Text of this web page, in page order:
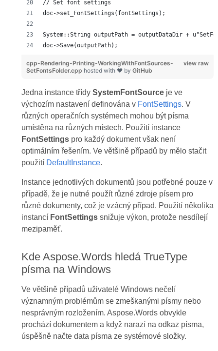
// Set font settings
doc->set_FontSettings(fontSettings);
System::String outputPath = outputDataDir +
doc->Save(outputPath);
view raw
cpp-Rendering-Printing-WorkingWithFontSources-
SetFontsFolder.cpp hosted with ❤ by GitHub
Jedna instance třídy SystemFontSourceje ve
výchozím nastavení definována v FontSettings. V
různých operačních systémech mohou být písma
umístěna na různých místech. Použití instance
FontSettingspro každý dokument však není
optimálním řešením. Ve většině případů by mělo stačit
použití DefaultInstance.
Instance jednotlivých dokumentů jsou potřebné pouze v
případě, že je nutné použít různé zdroje písem pro
různé dokumenty, což je vzácný případ. Použití několika
instancí FontSettingssnižuje výkon, protože nesdílejí
mezipaměť.
Kde Aspose.Words hledá TrueType
písma na Windows
Ve většině případů uživatelé Windows nečelí
významným problémům se zmeškanými písmy nebo
nesprávným rozložením. Aspose.Words obvykle
prochází dokumentem a když narazí na odkaz písma,
úspěšně načte data písma ze systémové složky.